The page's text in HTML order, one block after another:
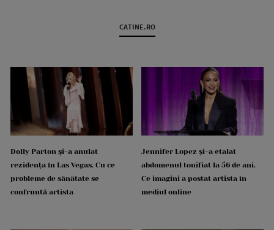
CATINE.RO
Dolly Parton și-a anulat
rezidența în Las Vegas. Cu ce
probleme de sănătate se
confruntă artista
Jennifer Lopez și-a etalat
abdomenul tonifiat la 56 de ani.
Ce imagini a postat artista în
mediul online